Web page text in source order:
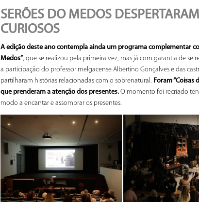
SERÕES DO MEDOS
CURIOSOS
A edição deste ano contempla ainda um programa complementar
Medos”, que se realizou pela primeira vez, mas já com garantia de se
a participação do professor melgacense Albertino Gonçalves e das
partilharam histórias relacionadas com o sobrenatural. Foram
que prenderam a atenção dos presentes.O momento foi recriado
modo a encantar e assombrar os presentes.